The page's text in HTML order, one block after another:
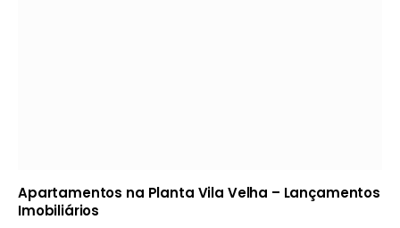
Apartamentos na Planta Vila Velha – Lançamentos
Imobiliários